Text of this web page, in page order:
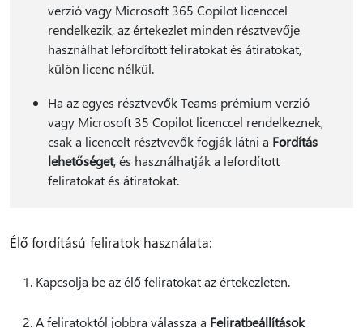
verzió vagy Microsoft 365 Copilot licenccel
rendelkezik, az értekezlet minden résztvevője
használhat lefordított feliratokat és átiratokat,
külön licenc nélkül.
Ha az egyes résztvevők Teams prémium verzió
vagy Microsoft 35 Copilot licenccel rendelkeznek,
csak a licencelt résztvevők fogják látni a Fordítás
lehetőséget, és használhatják a lefordított
feliratokat és átiratokat.
Élő fordítású feliratok használata:
Kapcsolja be az élő feliratokat az értekezleten.
A feliratoktól jobbra válassza a Feliratbeállítások